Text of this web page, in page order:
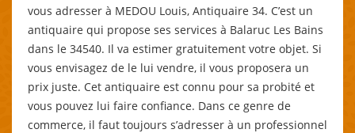
vous adresser à MEDOU Louis, Antiquaire 34. C’est un
antiquaire qui propose ses services à Balaruc Les Bains
dans le 34540. Il va estimer gratuitement votre objet. Si
vous envisagez de le lui vendre, il vous proposera un
prix juste. Cet antiquaire est connu pour sa probité et
vous pouvez lui faire confiance. Dans ce genre de
commerce, il faut toujours s’adresser à un professionnel